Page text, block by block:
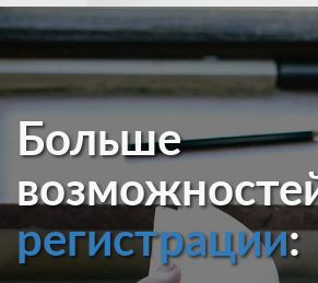
Больше
регистрации: